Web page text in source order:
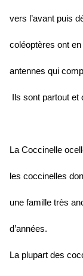
vers l’avant puis
coléoptères ont
antennes qui
Ils sont partout
La Coccinelle
les coccinelles
une famille très
d’années.
La plupart des